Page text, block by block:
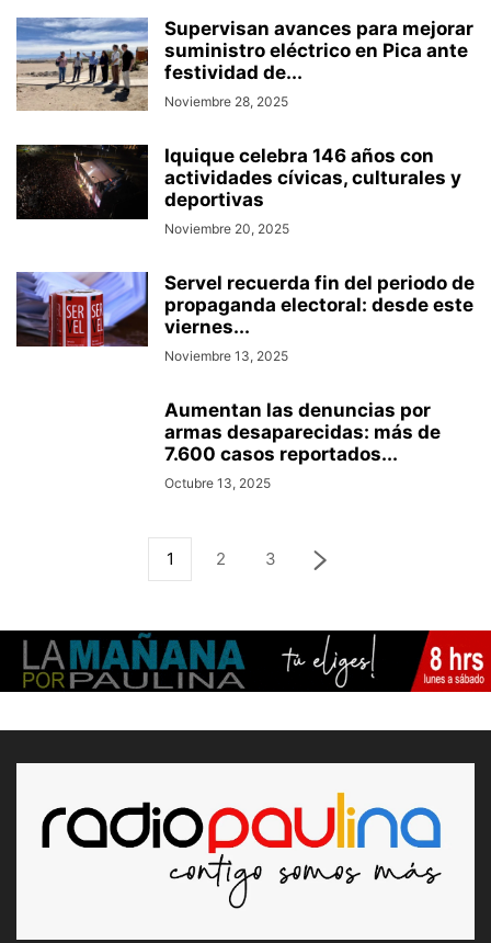
Supervisan avances para mejorar
suministro eléctrico en Pica ante
festividad de...
Noviembre 28, 2025
Iquique celebra 146 años con
actividades cívicas, culturales y
deportivas
Noviembre 20, 2025
Servel recuerda fin del periodo de
propaganda electoral: desde este
viernes...
Noviembre 13, 2025
Aumentan las denuncias por
armas desaparecidas: más de
7.600 casos reportados...
Octubre 13, 2025
1 2 3